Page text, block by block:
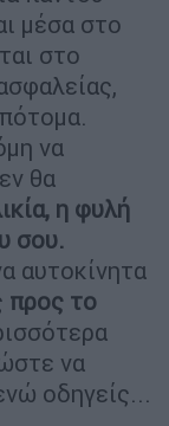
μέσα στο
στο
να
θα
η φυλή
σου.
αυτοκίνητα
προς το
να
οδηγείς...